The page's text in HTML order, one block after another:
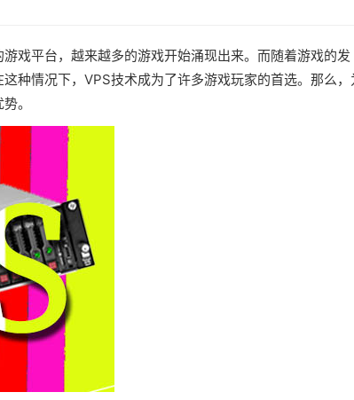
戏平台，越来越多的游戏开始涌现出来。而随着游戏的发
种情况下，VPS技术成为了许多游戏玩家的首选。那么，
。